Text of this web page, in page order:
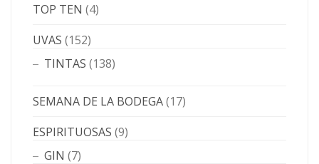
TOP TEN (4)
UVAS (152)
TINTAS (138)
SEMANA DE LA BODEGA(17)
ESPIRITUOSAS (9)
GIN (7)